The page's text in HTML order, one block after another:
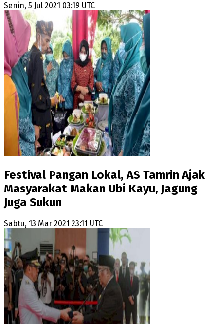
Senin, 5 Jul 2021 03:19 UTC
Festival Pangan Lokal, AS Tamrin Ajak
Masyarakat Makan Ubi Kayu, Jagung
Juga Sukun
Sabtu, 13 Mar 2021 23:11 UTC